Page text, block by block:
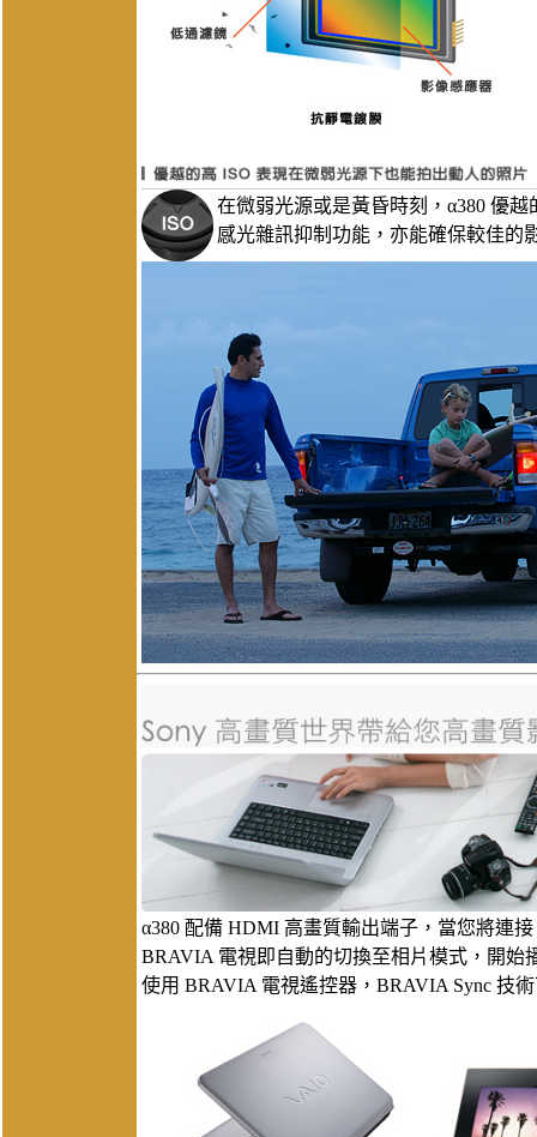
在微弱光源或是黃昏時刻，α380 優
感光雜訊抑制功能，亦能確保較佳的
α380 配備 HDMI 高畫質輸出端子，當您將連
BRAVIA 電視即自動的切換至相片模式，開始
使用 BRAVIA 電視遙控器，BRAVIA Sync 技